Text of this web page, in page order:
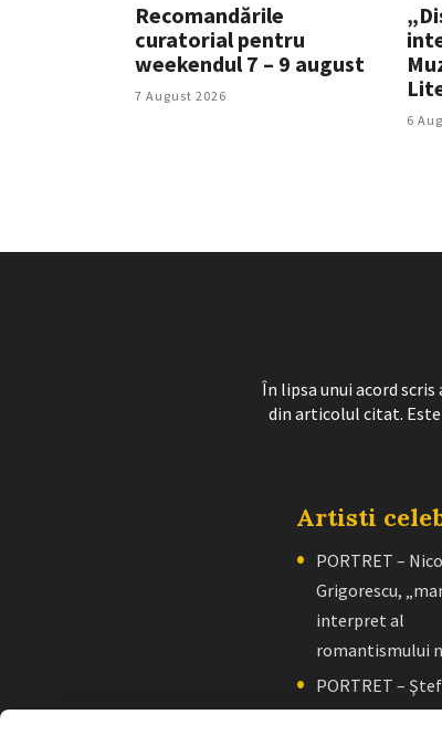
Recomandările
curatorial pentru
weekendul 7 – 9 august
7 August 2026
6
În lipsa unui acord
din articolul citat.
Artisti
PORTRET –
Grigorescu,
interpret al
romantismului
PORTRET –
Luchian, „un